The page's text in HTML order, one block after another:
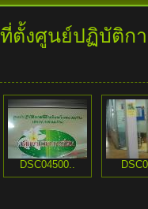
ที่ตั้งศูนย์ปฏิบัติก
DSC04500..